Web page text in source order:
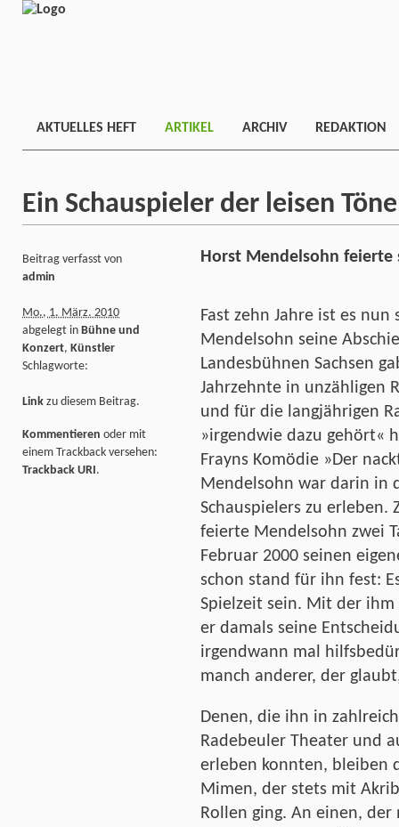
AKTUELLES HEFT ARTIKEL ARCHIV REDAKTION
Ein Schauspieler der leisen Töne
Horst Mendelsohn feierte
Fast zehn Jahre ist es
Mendelsohn seine
Landesbühnen Sachsen
Jahrzehnte in unzähligen
und für die langjährigen
»irgendwie dazu gehört«
Frayns Komödie »Der
Mendelsohn war darin in
Schauspielers zu
feierte Mendelsohn zwei
Februar 2000 seinen
schon stand für ihn fest:
Spielzeit sein. Mit der ihm
er damals seine
irgendwann mal
manch anderer, der
Denen, die ihn in
Radebeuler Theater und
erleben konnten, bleiben
Mimen, der stets mit
Rollen ging. An einen,
Beitrag verfasst von
admin
Mo., 1. März. 2010
abgelegt in Bühne und
Konzert, Künstler
Schlagworte:
Link zu diesem Beitrag.
Kommentieren oder mit
einem Trackback versehen:
Trackback URI.